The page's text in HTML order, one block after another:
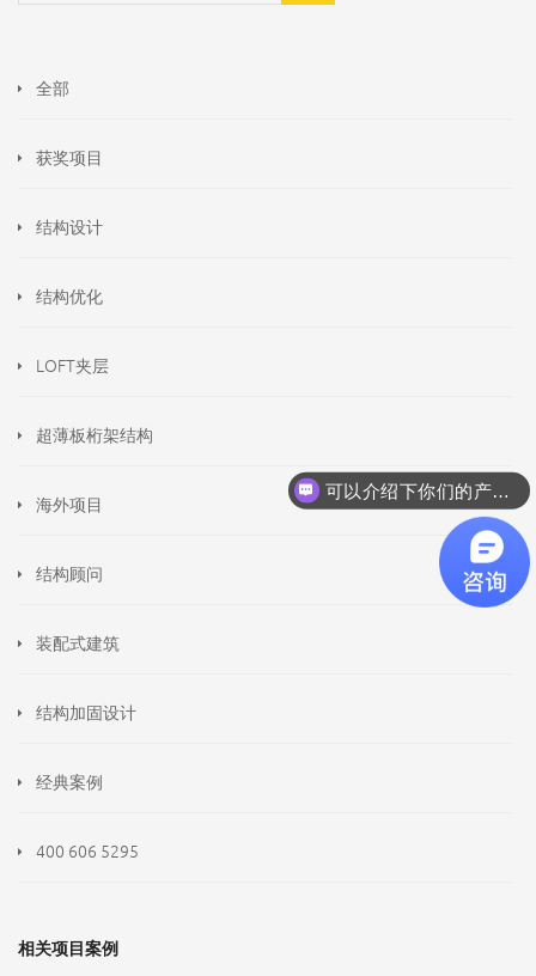
全部
获奖项目
结构设计
结构优化
LOFT夹层
超薄板桁架结构
海外项目
结构顾问
装配式建筑
结构加固设计
经典案例
400 606 5295
相关项目案例